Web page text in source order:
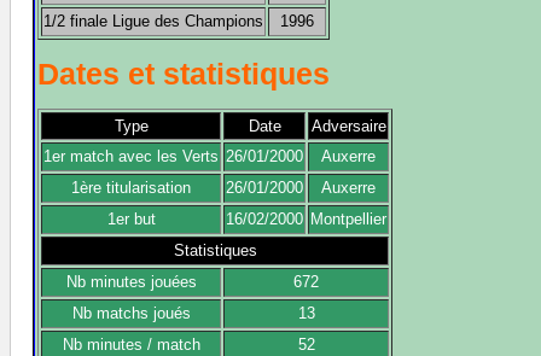
1/2 finale Ligue des Champions
1996
Dates et statistiques
Type Date
Adversaire
1er match avec les Verts 26/01/2000
Auxerre
1ère titularisation
26/01/2000
Auxerre
1er but
16/02/2000 Montpellier
Statistiques
Nb minutes jouées
672
Nb matchs joués
13
Nb minutes / match
52